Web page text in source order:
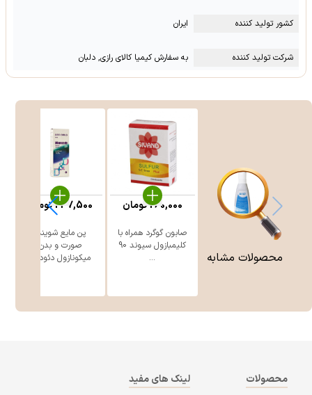
کشور تولید کننده ایران
شرکت تولید کننده به سفارش کیمیا کالای رازی, دلبان
محصولات مشابه
صابون گوگرد همراه با
کلیمبازول سیوند 90
...
260,000تومان
پن مایع شوینده
صورت و بدن
میکونازول دئود ...
247,500تومان
محصولات لینک های مفید